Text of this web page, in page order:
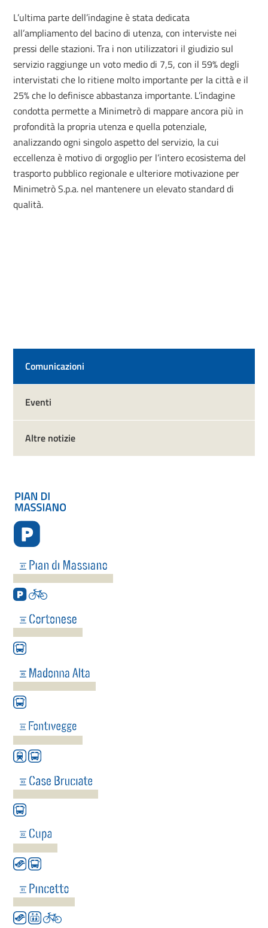
L’ultima parte dell’indagine è stata dedicata
all’ampliamento del bacino di utenza, con interviste nei
pressi delle stazioni. Tra i non utilizzatori il giudizio sul
servizio raggiunge un voto medio di 7,5, con il 59% degli
intervistati che lo ritiene molto importante per la città e il
25% che lo definisce abbastanza importante. L’indagine
condotta permette a Minimetrò di mappare ancora più in
profondità la propria utenza e quella potenziale,
analizzando ogni singolo aspetto del servizio, la cui
eccellenza è motivo di orgoglio per l’intero ecosistema del
trasporto pubblico regionale e ulteriore motivazione per
Minimetrò S.p.a. nel mantenere un elevato standard di
qualità.
Comunicazioni
Eventi
Altre notizie